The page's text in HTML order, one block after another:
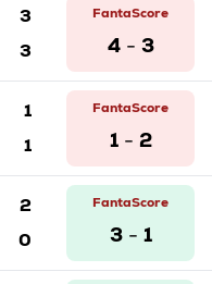
3
3
FantaScore
4 - 3
1
1
FantaScore
1 - 2
2
0
FantaScore
3 - 1